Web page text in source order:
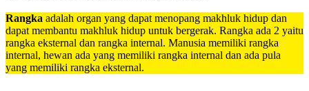
Rangka adalah organ yang dapat menopang makhluk hidup dan
dapat membantu makhluk hidup untuk bergerak. Rangka ada 2 yaitu
rangka eksternal dan rangka internal. Manusia memiliki rangka
internal, hewan ada yang memiliki rangka internal dan ada pula
yang memiliki rangka eksternal.